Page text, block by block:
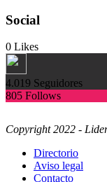
Social
0 Likes
4.019 Seguidores
805 Follows
Copyright 2022 -
Directorio
Aviso legal
Contacto